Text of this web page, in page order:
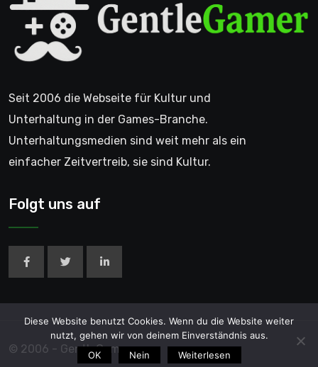
Seit 2006 die Webseite für Kultur und
Unterhaltung in der Games-Branche.
Unterhaltungsmedien sind weit mehr als ein
einfacher Zeitvertreib, sie sind Kultur.
Folgt uns auf
© 2006 - GentleGamer
Diese Website benutzt Cookies. Wenn du die Website weiter
nutzt, gehen wir von deinem Einverständnis aus.
OK
Nein Weiterlesen